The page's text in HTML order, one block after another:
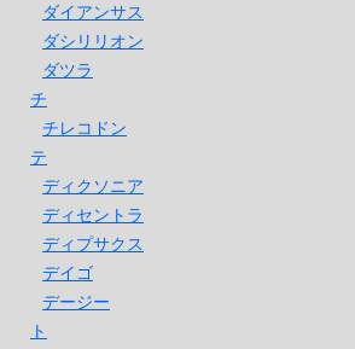
ダイアンサス
ダシリリオン
ダツラ
チ
チレコドン
テ
ディクソニア
ディセントラ
ディプサクス
デイゴ
デージー
ト